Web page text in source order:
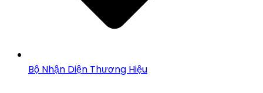
Bộ Nhận Diện Thương Hiệu